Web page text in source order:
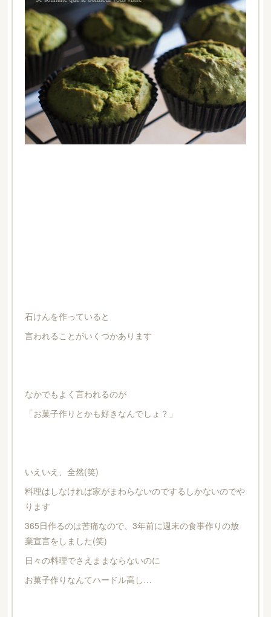
石けんを作っていると
言われることがいくつかあります
なかでもよく言われるのが
「お菓子作りとかも好きなんでしょ？」
いえいえ、全然(笑)
料理はしなければ家がまわらないのでするしかないのでや
ります
365日作るのは苦痛なので、3年前に週末の食事作りの放
棄宣言をしました(笑)
日々の料理でさえままならないのに
お菓子作りなんてハードル高し…